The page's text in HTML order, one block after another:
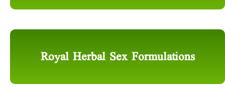
Royal Herbal Sex Formulations